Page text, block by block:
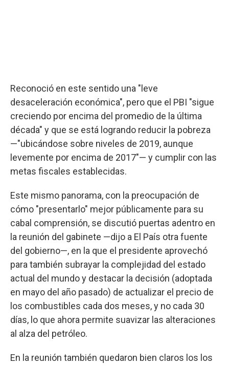
Reconoció en este sentido una "leve
desaceleración económica", pero que el PBI "sigue
creciendo por encima del promedio de la última
década" y que se está logrando reducir la pobreza
—"ubicándose sobre niveles de 2019, aunque
levemente por encima de 2017"— y cumplir con las
metas fiscales establecidas.
Este mismo panorama, con la preocupación de
cómo "presentarlo" mejor públicamente para su
cabal comprensión, se discutió puertas adentro en
la reunión del gabinete —dijo a El País otra fuente
del gobierno—, en la que el presidente aprovechó
para también subrayar la complejidad del estado
actual del mundo y destacar la decisión (adoptada
en mayo del año pasado) de actualizar el precio de
los combustibles cada dos meses, y no cada 30
días, lo que ahora permite suavizar las alteraciones
al alza del petróleo.
En la reunión también quedaron bien claros los los